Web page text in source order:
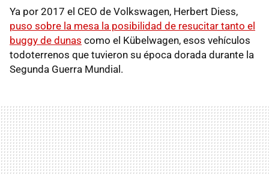
Ya por 2017 el CEO de Volkswagen, Herbert Diess,
puso sobre la mesa la posibilidad de resucitar tanto el
buggy de dunas como el Kübelwagen, esos vehículos
todoterrenos que tuvieron su época dorada durante la
Segunda Guerra Mundial.